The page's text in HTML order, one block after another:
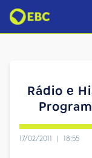
Rádio e
17/02/2011 | 18:55